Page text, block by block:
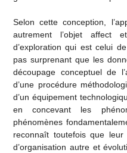
Selon cette conception,
autrement l’objet affect
d’exploration qui est celui
pas surprenant que les
découpage conceptuel de
d’une procédure
d’un équipement
en concevant les
phénomènes
reconnaît toutefois que leur
d’organisation autre et